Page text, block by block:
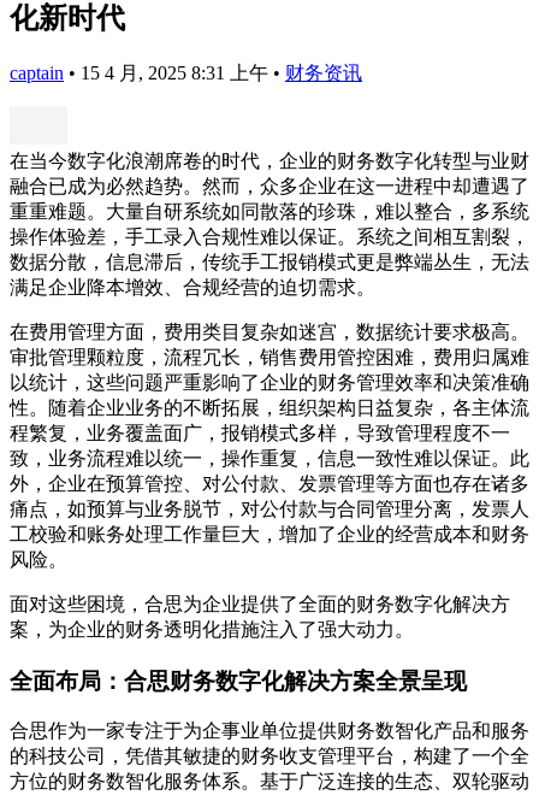
化新时代
captain • 15 4 月, 2025 8:31 上午 • 财务资讯
在当今数字化浪潮席卷的时代，企业的财务数字化转型与业财
融合已成为必然趋势。然而，众多企业在这一进程中却遭遇了
重重难题。大量自研系统如同散落的珍珠，难以整合，多系统
操作体验差，手工录入合规性难以保证。系统之间相互割裂，
数据分散，信息滞后，传统手工报销模式更是弊端丛生，无法
满足企业降本增效、合规经营的迫切需求。
在费用管理方面，费用类目复杂如迷宫，数据统计要求极高。
审批管理颗粒度，流程冗长，销售费用管控困难，费用归属难
以统计，这些问题严重影响了企业的财务管理效率和决策准确
性。随着企业业务的不断拓展，组织架构日益复杂，各主体流
程繁复，业务覆盖面广，报销模式多样，导致管理程度不一
致，业务流程难以统一，操作重复，信息一致性难以保证。此
外，企业在预算管控、对公付款、发票管理等方面也存在诸多
痛点，如预算与业务脱节，对公付款与合同管理分离，发票人
工校验和账务处理工作量巨大，增加了企业的经营成本和财务
风险。
面对这些困境，合思为企业提供了全面的财务数字化解决方
案，为企业的财务透明化措施注入了强大动力。
全面布局：合思财务数字化解决方案全景呈现
合思作为一家专注于为企事业单位提供财务数智化产品和服务
的科技公司，凭借其敏捷的财务收支管理平台，构建了一个全
方位的财务数智化服务体系。基于广泛连接的生态、双轮驱动